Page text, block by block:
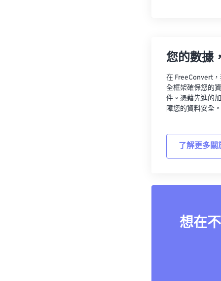
您的數據
在 FreeConvert
全框架確保您的
件。憑藉先進的
障您的資料安全。
了解更多
想在